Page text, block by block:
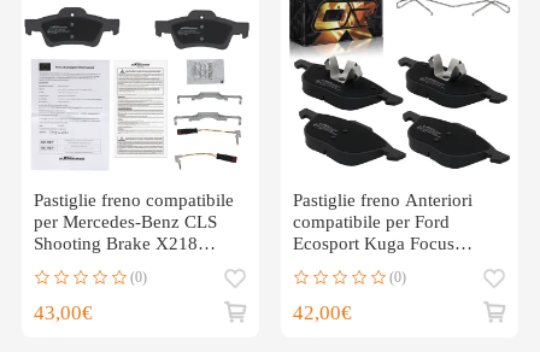
Pastiglie freno compatibile
per Mercedes-Benz CLS
Shooting Brake X218
(0)
43,00€
Pastiglie freno Anteriori
compatibile per Ford
Ecosport Kuga Focus
(0)
42,00€